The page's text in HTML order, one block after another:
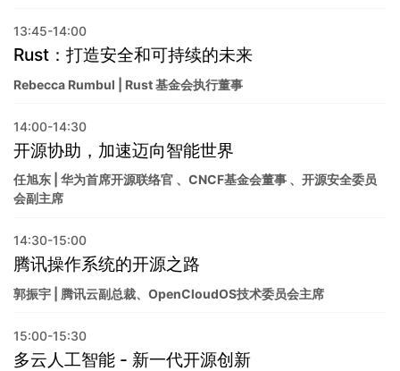
13:45-14:00
Rust：打造安全和可持续的未来
Rebecca Rumbul | Rust 基金会执行董事
14:00-14:30
开源协助，加速迈向智能世界
任旭东 | 华为首席开源联络官 、CNCF基金会董事 、开源安全委员
会副主席
14:30-15:00
腾讯操作系统的开源之路
郭振宇 | 腾讯云副总裁、OpenCloudOS技术委员会主席
15:00-15:30
多云人工智能 - 新一代开源创新